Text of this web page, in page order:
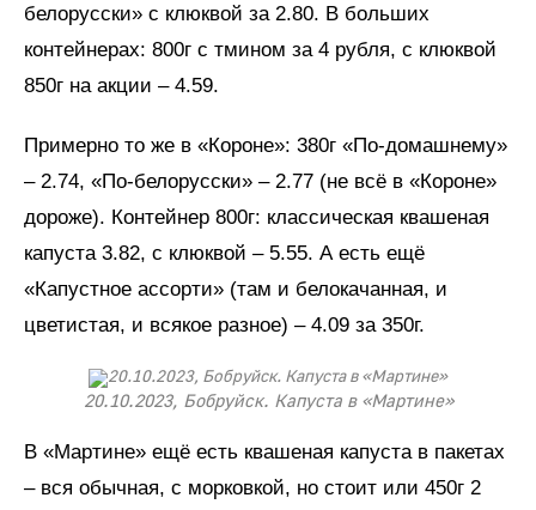
белорусски» с клюквой за 2.80. В больших
контейнерах: 800г с тмином за 4 рубля, с клюквой
850г на акции – 4.59.
Примерно то же в «Короне»: 380г «По-домашнему»
– 2.74, «По-белорусски» – 2.77 (не всё в «Короне»
дороже). Контейнер 800г: классическая квашеная
капуста 3.82, с клюквой – 5.55. А есть ещё
«Капустное ассорти» (там и белокачанная, и
цветистая, и всякое разное) – 4.09 за 350г.
20.10.2023, Бобруйск. Капуста в «Мартине»
В «Мартине» ещё есть квашеная капуста в пакетах
– вся обычная, с морковкой, но стоит или 450г 2